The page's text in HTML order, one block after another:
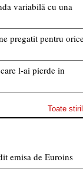
variabilă cu una
pregatit pentru
l-ai pierde in
Toate
emisa de Euroins